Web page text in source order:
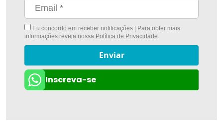
Eu concordo em receber notificações | Para obter mais
informações reveja nossa Política de Privacidade
Enviar
Inscreva-se